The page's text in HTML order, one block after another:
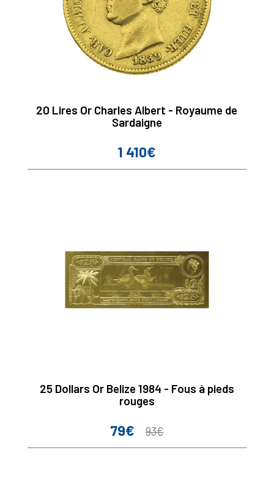
20 Lires Or Charles Albert - Royaume de
Sardaigne
Prix
1 410€
25 Dollars Or Belize 1984 - Fous à pieds
rouges
Prix
79€
Prix
93€